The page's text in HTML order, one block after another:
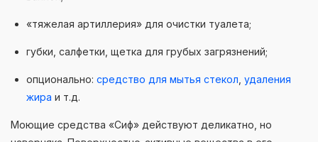
«тяжелая артиллерия» для очистки туалета;
губки, салфетки, щетка для грубых загрязнений;
опционально: средство для мытья стекол удаления
жира и т.д.
Моющие средства «Сиф» действуют деликатно, но